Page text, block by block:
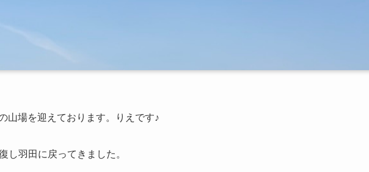
山場を迎えております。りえです♪
し羽田に戻ってきました。